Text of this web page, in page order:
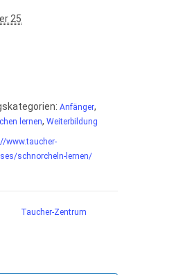
25
Anfänger,
lernen, Weiterbildung
www.taucher-
schnorcheln-lernen/
Taucher-Zentrum